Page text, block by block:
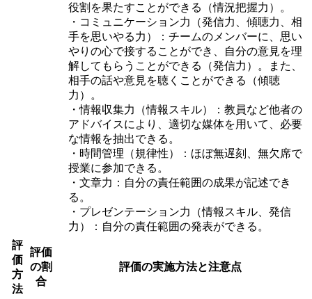
役割を果たすことができる（情況把握力）。
・コミュニケーション力（発信力、傾聴力、相
手を思いやる力）：チームのメンバーに、思い
やりの心で接することができ、自分の意見を理
解してもらうことができる（発信力）。また、
相手の話や意見を聴くことができる（傾聴
力）。
・情報収集力（情報スキル）：教員など他者の
アドバイスにより、適切な媒体を用いて、必要
な情報を抽出できる。
・時間管理（規律性）：ほぼ無遅刻、無欠席で
授業に参加できる。
・文章力：自分の責任範囲の成果が記述でき
る。
・プレゼンテーション力（情報スキル、発信
力）：自分の責任範囲の発表ができる。
評
価
方
法
評価
の割
合
評価の実施方法と注意点